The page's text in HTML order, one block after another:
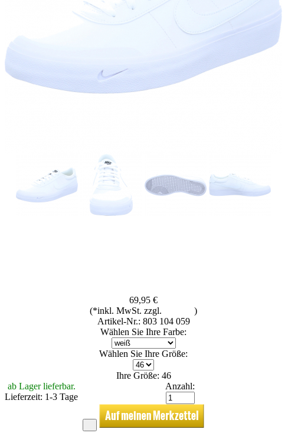
69,95 €
(*inkl. MwSt. zzgl.
)
Artikel-Nr.: 803 104 059
Wählen Sie Ihre Farbe:
Wählen Sie Ihre Größe:
Ihre Größe: 46
ab Lager lieferbar.
Lieferzeit: 1-3 Tage
Anzahl: